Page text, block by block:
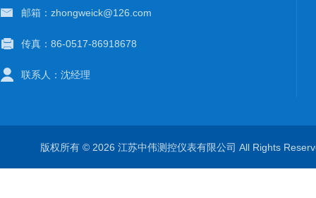
邮箱：zhongweick@126.com
传真：86-0517-86918678
联系人：沈经理
版权所有 © 2026 江苏中伟测控仪表有限公司 All Rights